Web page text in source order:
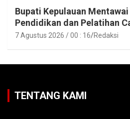
Bupati Kepulauan
Pendidikan dan Pelatihan
Tahun 2026
7 Agustus 2026 / 00 : 16 Redaksi
TENTANG KAMI